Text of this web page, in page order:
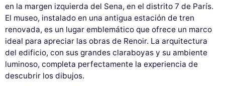
en la margen izquierda del Sena, en el distrito 7 de París.
El museo, instalado en una antigua estación de tren
renovada, es un lugar emblemático que ofrece un marco
ideal para apreciar las obras de Renoir. La arquitectura
del edificio, con sus grandes claraboyas y su ambiente
luminoso, completa perfectamente la experiencia de
descubrir los dibujos.